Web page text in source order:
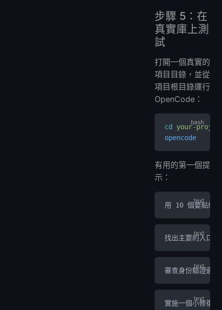
步驟 5：在
真實庫上測
試
打開一個真實的
項目目錄，並從
項目根目錄運行
OpenCode：
cd
your-
opencode
有用的第一個提
示：
用 10 個要點總
找出主要的入口
審查身份驗證邏
實施一個小修復